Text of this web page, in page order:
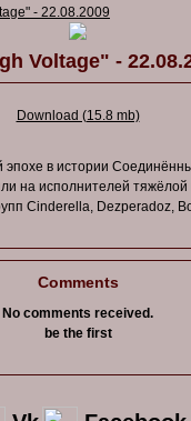
- 22.08.2009
Voltage" -
Download (15.8 mb)
эпохе в истории
на исполнителей тяжёлой
Cinderella, Dezperadoz,
Comments
No comments received.
be the first